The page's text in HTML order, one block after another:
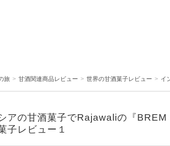
旅 甘酒関連商品レビュー 世界の甘酒菓子レビュー イ
アの甘酒菓子でRajawaliの『
子レビュー１